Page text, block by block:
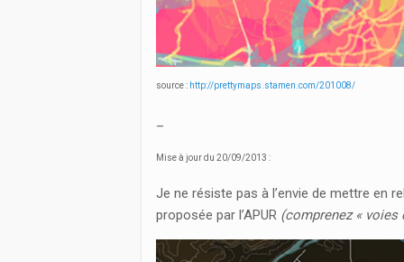
source : http://prettymaps.stamen.com/201008/
Mise à jour du 20/09/2013 :
Je ne résiste pas à l’envie de mettre en
proposée par l’APUR (comprenez «